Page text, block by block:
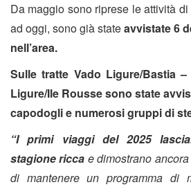
Da maggio sono riprese le attività
ad oggi, sono già stateavvistate 6
nell’area.
Sulle tratte Vado Ligure/Bastia –
Ligure/Ile Rousse sono state
capodogli e numerosi gruppi di
“I primi viaggi del 2025
stagione ricca e dimostrano
di mantenere un programma di